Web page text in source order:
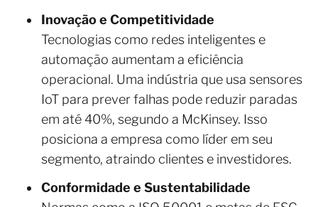
Inovação e Competitividade
Tecnologias como redes inteligentes e
automação aumentam a eficiência
operacional. Uma indústria que usa sensores
IoT para prever falhas pode reduzir paradas
em até 40%, segundo a McKinsey. Isso
posiciona a empresa como líder em seu
segmento, atraindo clientes e investidores.
Conformidade e Sustentabilidade